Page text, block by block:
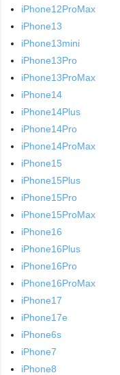
iPhone12ProMax
iPhone13
iPhone13mini
iPhone13Pro
iPhone13ProMax
iPhone14
iPhone14Plus
iPhone14Pro
iPhone14ProMax
iPhone15
iPhone15Plus
iPhone15Pro
iPhone15ProMax
iPhone16
iPhone16Plus
iPhone16Pro
iPhone16ProMax
iPhone17
iPhone17e
iPhone6s
iPhone7
iPhone8